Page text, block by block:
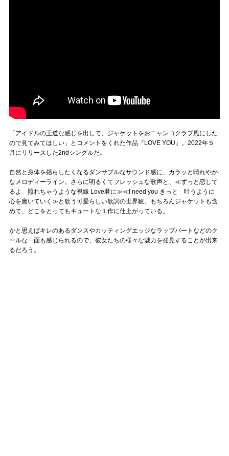
「アイドルの王道な感じを出して、ジャケットをおニャンコクラブ風にした
ので見てみてほしい」とコメントをくれた作品『LOVE YOU』。2022年５
月にリリースした2ndシングルだ。
自然と身体を揺らしたくなるダンサブルなサウンド感に、カラッと晴れやか
なメロディーライン。さらに明るくてフレッシュな歌声と、≪ずっと恋して
るよ 照れちゃうような視線 Love君に≫≪I need you きっと 叶うように
心を磨いていく≫と歌う可愛らしい歌詞の世界観。もちろんジャケットも含
めて、どこをとってもキュートな１作に仕上がっている。
かと思えばキレのあるダンスやカッティングエッジなラップパートなどのク
ールな一面も感じられるので、彼女たちの様々な魅力を発見することが出来
るだろう。